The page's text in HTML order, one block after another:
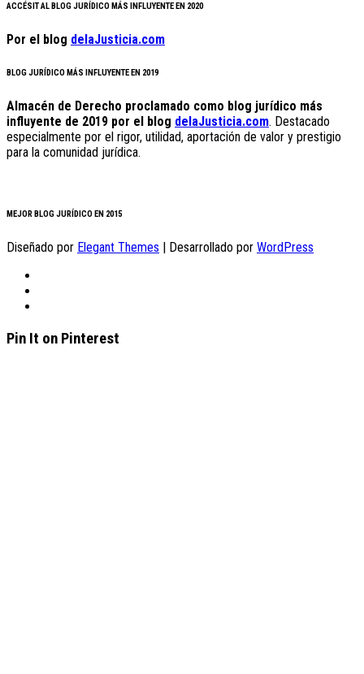
ACCÉSIT AL BLOG JURÍDICO MÁS INFLUYENTE EN 2020
Por el blog delaJusticia.com
BLOG JURÍDICO MÁS INFLUYENTE EN 2019
Almacén de Derecho proclamado como blog jurídico más
influyente de 2019 por el blog delaJusticia.com. Destacado
especialmente por el rigor, utilidad, aportación de valor y prestigio
para la comunidad jurídica.
MEJOR BLOG JURÍDICO EN 2015
Diseñado por Elegant Themes | Desarrollado por WordPress
Pin It on Pinterest